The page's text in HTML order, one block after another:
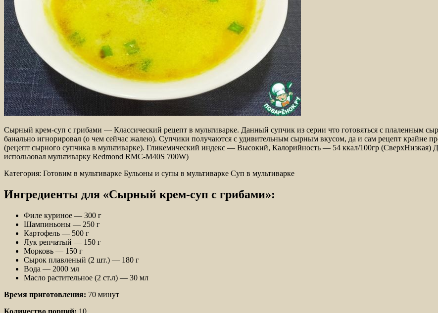
Сырный крем-суп с грибами — Классический рецепт в мультиварке. Данный супчик из серии что готовяться с плаленным
банально игнорировал (о чем сейчас жалею). Супчики получаются с удивительным сырным вкусом, да и сам рецепт крайне
(рецепт сырного супчика в мультиварке). Гликемический индекс — Высокий, Калорийность — 54 ккал/100гр (СверхНизкая)
использовал мультиварку Redmond RMC-M40S 700W)
Категория: Готовим в мультиварке Бульоны и супы в мультиварке Суп в мультиварке
Ингредиенты для «Сырный крем-суп с грибами»:
Филе куриное — 300 г
Шампиньоны — 250 г
Картофель — 500 г
Лук репчатый — 150 г
Морковь — 150 г
Сырок плавленый (2 шт.) — 180 г
Вода — 2000 мл
Масло растительное (2 ст.л) — 30 мл
Время приготовления: 70 минут
Количество порций: 10